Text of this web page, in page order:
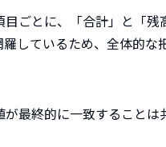
ごとに、「合計」と「
しているため、全体的
最終的に一致すること